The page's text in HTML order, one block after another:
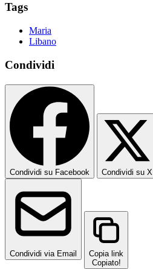
Tags
Maria
Libano
Condividi
Condividi su Facebook Condividi su X
Condividi via Email
Copia link
Copiato!